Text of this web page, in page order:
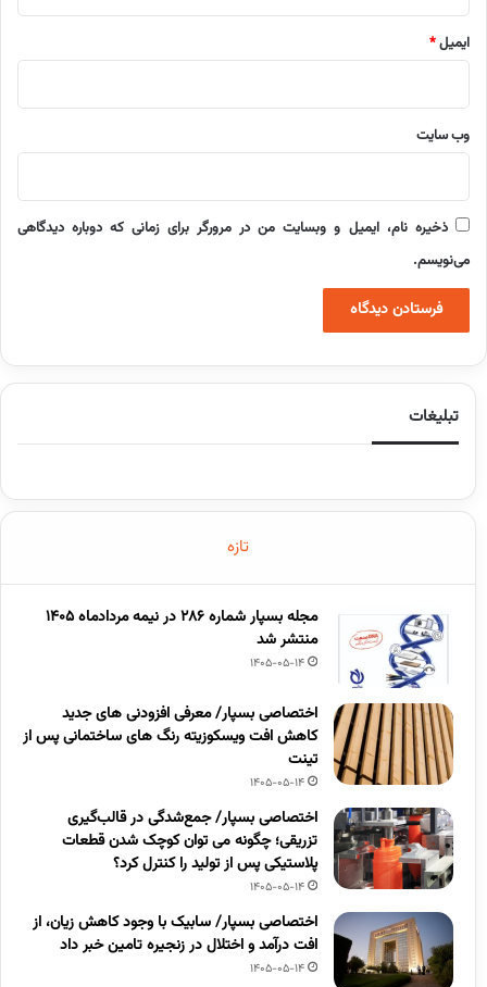
ایمیل*
وب‌ سایت
ذخیره نام، ایمیل و وبسایت من در مرورگر برای زمانی که دوباره دیدگاهی
می‌نویسم.
تبلیغات
تازه
مجله بسپار شماره 286 در نیمه مردادماه 1405
منتشر شد
1405-05-14
اختصاصی بسپار/ معرفی افزودنی های جدید
کاهش افت ویسکوزیته رنگ های ساختمانی پس از
تینت
1405-05-14
اختصاصی بسپار/ جمع‌شدگی در قالب‌گیری
تزریقی؛ چگونه می توان کوچک شدن قطعات
پلاستیکی پس از تولید را کنترل کرد؟
1405-05-14
اختصاصی بسپار/ سابیک با وجود کاهش زیان، از
افت درآمد و اختلال در زنجیره تامین خبر داد
1405-05-14